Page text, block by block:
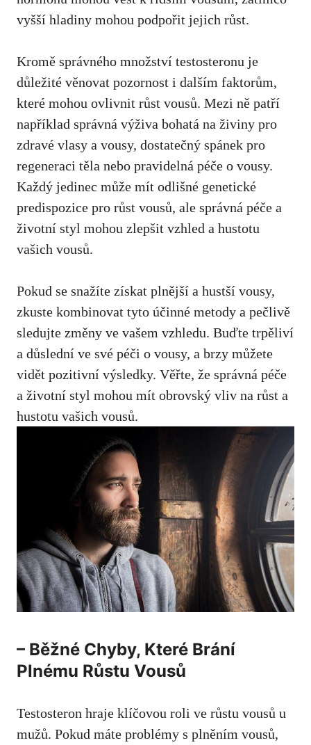
vyšší hladiny mohou podpořit jejich růst.
Kromě správného⁣ množství ‌testosteronu je
důležité ​věnovat pozornost i dalším faktorům,
které mohou ovlivnit růst vousů. Mezi ně patří
například správná výživa ‍bohatá na živiny ⁢pro
zdravé vlasy a vousy, dostatečný spánek pro
regeneraci těla nebo pravidelná péče o vousy.
Každý jedinec může mít odlišné genetické
predispozice pro růst vousů, ‍ale správná péče a
životní styl mohou zlepšit vzhled a hustotu
⁣vašich vousů.
Pokud se snažíte získat plnější a hustší vousy,
‍zkuste kombinovat⁣ tyto účinné metody a pečlivě
sledujte změny ve vašem vzhledu. Buďte trpěliví
a důslední​ ve své péči o vousy,‌ a brzy můžete
vidět pozitivní výsledky. Věřte, že správná péče
a životní styl⁤ mohou mít obrovský vliv na ‌růst ​a
hustotu vašich vousů.
– Běžné Chyby, Které Brání
Plnému Růstu Vousů
Testosteron hraje klíčovou roli ve růstu vousů u
mužů.⁣ Pokud máte problémy s plněním vousů,